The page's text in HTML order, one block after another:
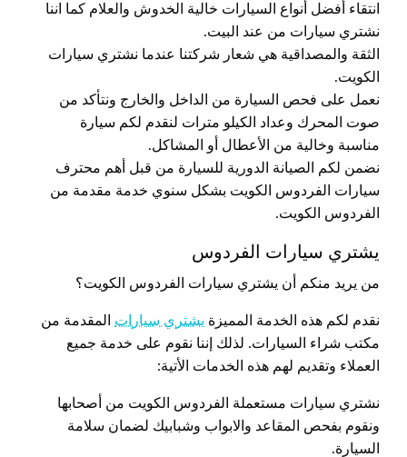
انتقاء أفضل أنواع السيارات خالية الخدوش والعلام كما اننا
نشتري سيارات من عند البيت.
الثقة والمصداقية هي شعار شركتنا عندما نشتري سيارات
الكويت.
نعمل على فحص السيارة من الداخل والخارج ونتأكد من
صوت المحرك وعداد الكيلو مترات لنقدم لكم سيارة
مناسبة وخالية من الأعطال أو المشاكل.
نضمن لكم الصيانة الدورية للسيارة من قبل أهم محترف
سيارات الفردوس الكويت بشكل سنوي خدمة مقدمة من
الفردوس الكويت.
يشتري سيارات الفردوس
من يريد منكم أن يشتري سيارات الفردوس الكويت؟
نقدم لكم هذه الخدمة المميزة يشتري سيارات المقدمة من
مكتب شراء السيارات. لذلك إننا نقوم على خدمة جميع
العملاء وتقديم لهم هذه الخدمات الأتية:
نشتري سيارات مستعملة الفردوس الكويت من أصحابها
ونقوم بفحص المقاعد والابواب وشبابيك لضمان سلامة
السيارة.